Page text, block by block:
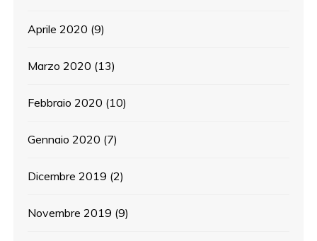
Aprile 2020 (9)
Marzo 2020 (13)
Febbraio 2020 (10)
Gennaio 2020 (7)
Dicembre 2019 (2)
Novembre 2019 (9)